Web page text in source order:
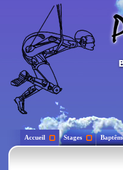
Accueil Stages